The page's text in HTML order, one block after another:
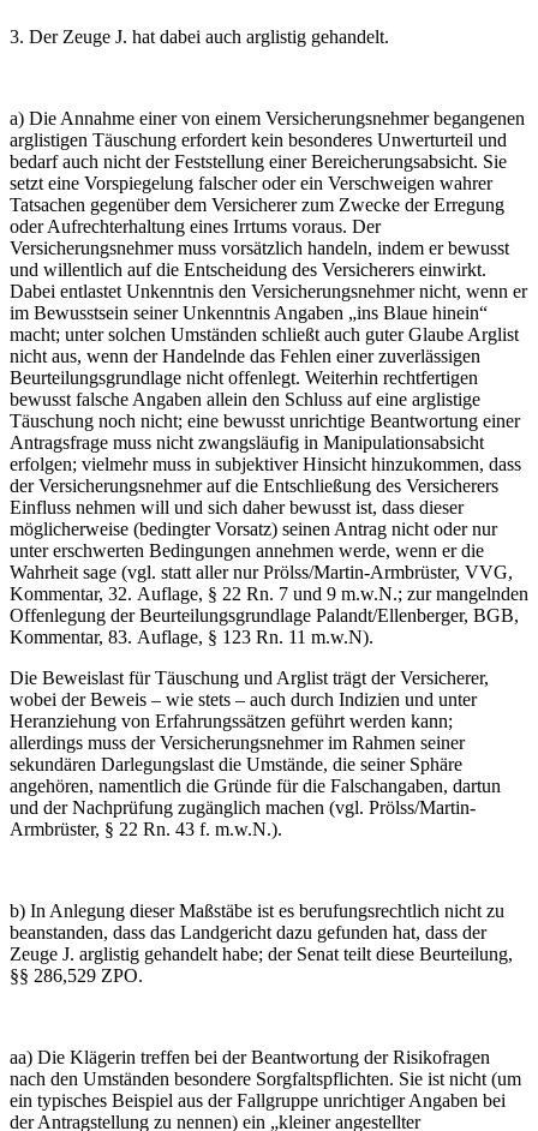
3. Der Zeuge J. hat dabei auch arglistig gehandelt.
a) Die Annahme einer von einem Versicherungsnehmer begangenen
arglistigen Täuschung erfordert kein besonderes Unwerturteil und
bedarf auch nicht der Feststellung einer Bereicherungsabsicht. Sie
setzt eine Vorspiegelung falscher oder ein Verschweigen wahrer
Tatsachen gegenüber dem Versicherer zum Zwecke der Erregung
oder Aufrechterhaltung eines Irrtums voraus. Der
Versicherungsnehmer muss vorsätzlich handeln, indem er bewusst
und willentlich auf die Entscheidung des Versicherers einwirkt.
Dabei entlastet Unkenntnis den Versicherungsnehmer nicht, wenn er
im Bewusstsein seiner Unkenntnis Angaben „ins Blaue hinein“
macht; unter solchen Umständen schließt auch guter Glaube Arglist
nicht aus, wenn der Handelnde das Fehlen einer zuverlässigen
Beurteilungsgrundlage nicht offenlegt. Weiterhin rechtfertigen
bewusst falsche Angaben allein den Schluss auf eine arglistige
Täuschung noch nicht; eine bewusst unrichtige Beantwortung einer
Antragsfrage muss nicht zwangsläufig in Manipulationsabsicht
erfolgen; vielmehr muss in subjektiver Hinsicht hinzukommen, dass
der Versicherungsnehmer auf die Entschließung des Versicherers
Einfluss nehmen will und sich daher bewusst ist, dass dieser
möglicherweise (bedingter Vorsatz) seinen Antrag nicht oder nur
unter erschwerten Bedingungen annehmen werde, wenn er die
Wahrheit sage (vgl. statt aller nur Prölss/Martin-Armbrüster, VVG,
Kommentar, 32. Auflage, § 22 Rn. 7 und 9 m.w.N.; zur mangelnden
Offenlegung der Beurteilungsgrundlage Palandt/Ellenberger, BGB,
Kommentar, 83. Auflage, § 123 Rn. 11 m.w.N).
Die Beweislast für Täuschung und Arglist trägt der Versicherer,
wobei der Beweis – wie stets – auch durch Indizien und unter
Heranziehung von Erfahrungssätzen geführt werden kann;
allerdings muss der Versicherungsnehmer im Rahmen seiner
sekundären Darlegungslast die Umstände, die seiner Sphäre
angehören, namentlich die Gründe für die Falschangaben, dartun
und der Nachprüfung zugänglich machen (vgl. Prölss/Martin-
Armbrüster, § 22 Rn. 43 f. m.w.N.).
b) In Anlegung dieser Maßstäbe ist es berufungsrechtlich nicht zu
beanstanden, dass das Landgericht dazu gefunden hat, dass der
Zeuge J. arglistig gehandelt habe; der Senat teilt diese Beurteilung,
§§ 286,529 ZPO.
aa) Die Klägerin treffen bei der Beantwortung der Risikofragen
nach den Umständen besondere Sorgfaltspflichten. Sie ist nicht (um
ein typisches Beispiel aus der Fallgruppe unrichtiger Angaben bei
der Antragstellung zu nennen) ein „kleiner angestellter